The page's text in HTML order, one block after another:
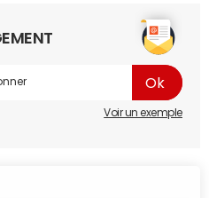
Voir un exemple